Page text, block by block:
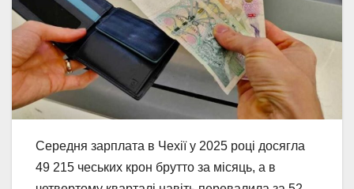
Середня зарплата в Чехії у 2025 році досягла
49 215 чеських крон брутто за місяць, а в